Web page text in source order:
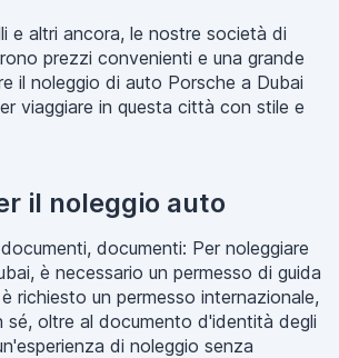
e altri ancora, le nostre società di
prezzi convenienti e una grande
il noleggio di auto Porsche a Dubai
viaggiare in questa città con stile e
il noleggio auto
documenti: Per noleggiare
è necessario un permesso di guida
richiesto un permesso internazionale,
sé, oltre al documento d'identità degli
di noleggio senza